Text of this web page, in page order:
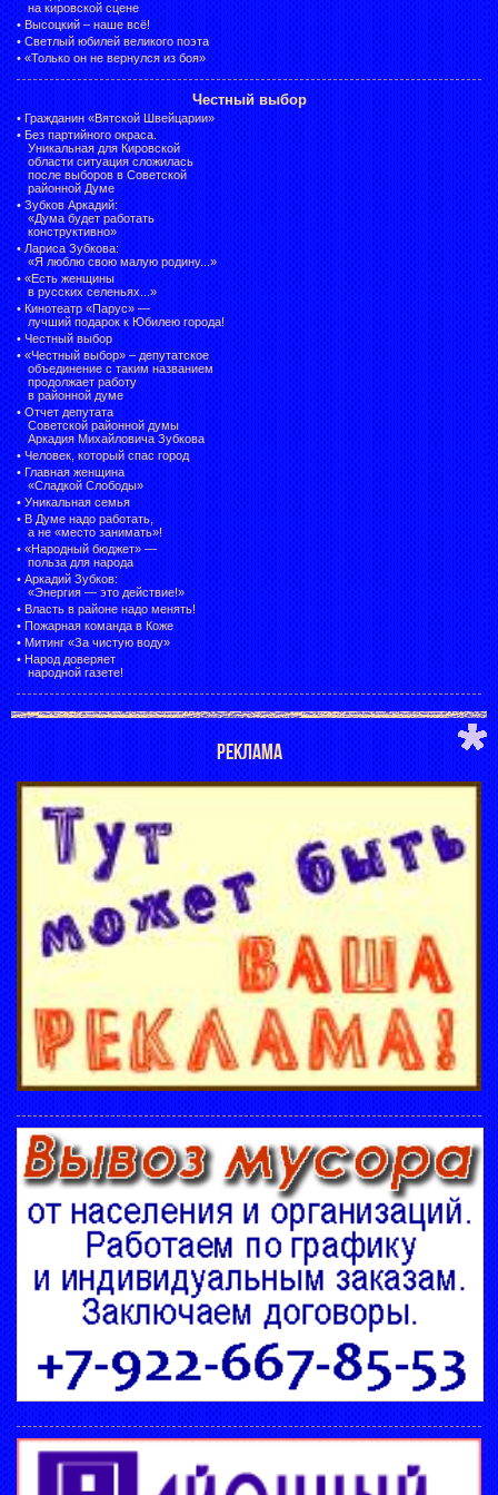
на кировской сцене
• Высоцкий – наше всё!
• Светлый юбилей великого поэта
• «Только он не вернулся из боя»
Честный выбор
• Гражданин «Вятской Швейцарии»
• Без партийного окраса.
Уникальная для Кировской
области ситуация сложилась
после выборов в Советской
районной Думе
• Зубков Аркадий:
«Дума будет работать
конструктивно»
• Лариса Зубкова:
«Я люблю свою малую родину...»
• «Есть женщины
в русских селеньях...»
• Кинотеатр «Парус» —
лучший подарок к Юбилею города!
• Честный выбор
• «Честный выбор» – депутатское
объединение с таким названием
продолжает работу
в районной думе
• Отчет депутата
Советской районной думы
Аркадия Михайловича Зубкова
• Человек, который спас город
• Главная женщина
«Сладкой Слободы»
• Уникальная семья
• В Думе надо работать,
а не «место занимать»!
• «Народный бюджет» —
польза для народа
• Аркадий Зубков:
«Энергия — это действие!»
• Власть в районе надо менять!
• Пожарная команда в Коже
• Митинг «За чистую воду»
• Народ доверяет
народной газете!
РЕКЛАМА